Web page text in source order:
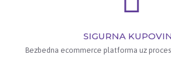
SIGURNA
Bezbedna ecommerce platforma uz